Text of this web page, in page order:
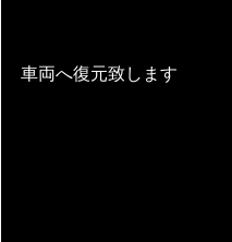
車両へ復元致します